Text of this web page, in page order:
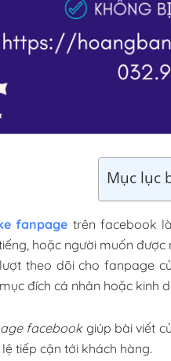
Mục lục
fanpage trên facebook
hoặc người muốn được
theo dõi cho fanpage
đích cá nhân hoặc kinh
facebookgiúp bài viết
tiếp cận tới khách hàng.